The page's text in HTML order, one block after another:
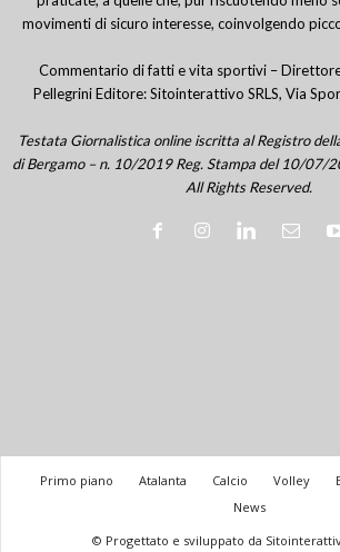
movimenti di sicuro interesse, coinvolgendo
Commentario di fatti e vita sportivi –
Pellegrini Editore: Sitointerattivo SRLS, Via
Testata Giornalistica online iscritta al Registro
di Bergamo – n. 10/2019 Reg. Stampa del 10/07/
All Rights Reserved.
Primo piano Atalanta Calcio Volley
News
© Progettato e sviluppato da